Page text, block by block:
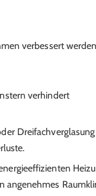
verbessert
verhindert
Dreifachverglasung
angenehmes